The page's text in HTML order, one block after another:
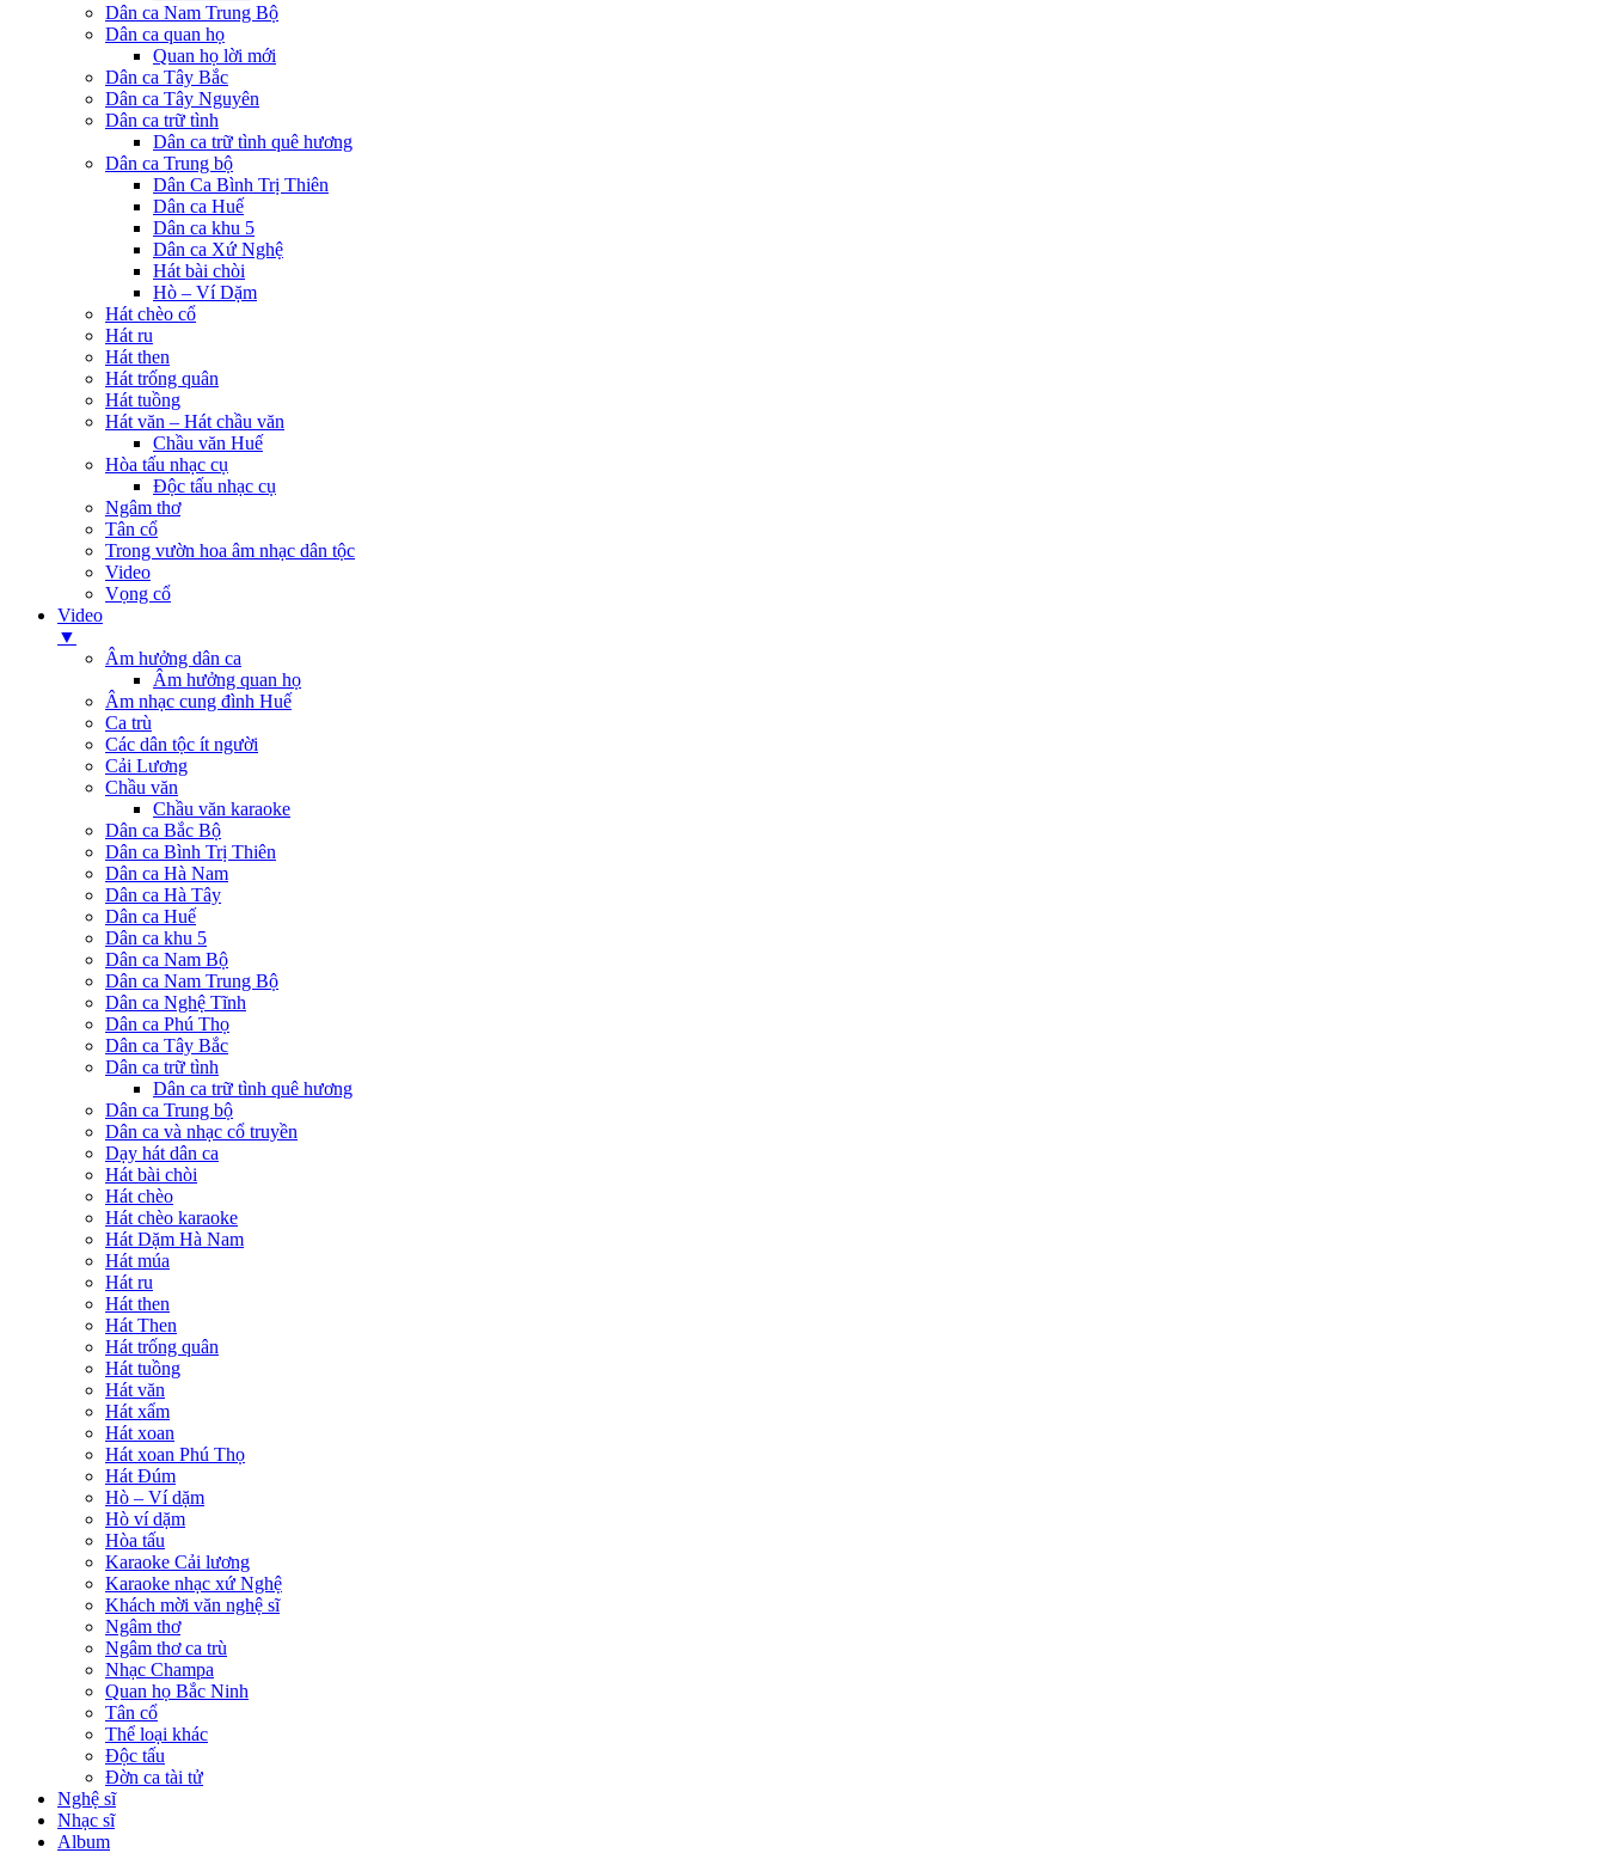
Dân ca Nam Trung Bộ
Dân ca quan họ
Quan họ lời mới
Dân ca Tây Bắc
Dân ca Tây Nguyên
Dân ca trữ tình
Dân ca trữ tình quê hương
Dân ca Trung bộ
Dân Ca Bình Trị Thiên
Dân ca Huế
Dân ca khu 5
Dân ca Xứ Nghệ
Hát bài chòi
Hò – Ví Dặm
Hát chèo cổ
Hát ru
Hát then
Hát trống quân
Hát tuồng
Hát văn – Hát chầu văn
Chầu văn Huế
Hòa tấu nhạc cụ
Độc tấu nhạc cụ
Ngâm thơ
Tân cổ
Trong vườn hoa âm nhạc dân tộc
Video
Vọng cổ
Video
▼
Âm hưởng dân ca
Âm hưởng quan họ
Âm nhạc cung đình Huế
Ca trù
Các dân tộc ít người
Cải Lương
Chầu văn
Chầu văn karaoke
Dân ca Bắc Bộ
Dân ca Bình Trị Thiên
Dân ca Hà Nam
Dân ca Hà Tây
Dân ca Huế
Dân ca khu 5
Dân ca Nam Bộ
Dân ca Nam Trung Bộ
Dân ca Nghệ Tĩnh
Dân ca Phú Thọ
Dân ca Tây Bắc
Dân ca trữ tình
Dân ca trữ tình quê hương
Dân ca Trung bộ
Dân ca và nhạc cổ truyền
Dạy hát dân ca
Hát bài chòi
Hát chèo
Hát chèo karaoke
Hát Dặm Hà Nam
Hát múa
Hát ru
Hát then
Hát Then
Hát trống quân
Hát tuồng
Hát văn
Hát xẩm
Hát xoan
Hát xoan Phú Thọ
Hát Đúm
Hò – Ví dặm
Hò ví dặm
Hòa tấu
Karaoke Cải lương
Karaoke nhạc xứ Nghệ
Khách mời văn nghệ sĩ
Ngâm thơ
Ngâm thơ ca trù
Nhạc Champa
Quan họ Bắc Ninh
Tân cổ
Thể loại khác
Độc tấu
Đờn ca tài tử
Nghệ sĩ
Nhạc sĩ
Album